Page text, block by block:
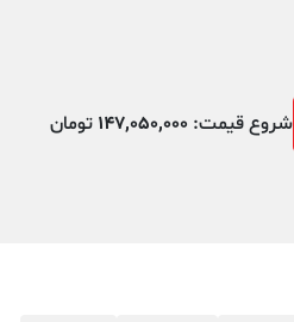
شروع قیمت: 147,050,000 تومان